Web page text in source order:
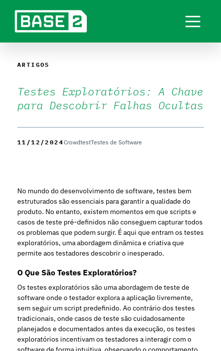
ARTIGOS
Testes Exploratórios: A Chave
para Descobrir Falhas Ocultas
11/12/2024CrowdtestTestes de Software
No mundo do desenvolvimento de software, testes bem
estruturados são essenciais para garantir a qualidade do
produto. No entanto, existem momentos em que scripts e
casos de teste pré-definidos não conseguem capturar todos
os problemas que podem surgir. É aqui que entram os testes
exploratórios, uma abordagem dinâmica e criativa que
permite aos testadores descobrir o inesperado.
O Que São Testes Exploratórios?
Os testes exploratórios são uma abordagem de teste de
software onde o testador explora a aplicação livremente,
sem seguir um script predefinido. Ao contrário dos testes
tradicionais, onde casos de teste são cuidadosamente
planejados e documentados antes da execução, os testes
exploratórios incentivam os testadores a interagir com o